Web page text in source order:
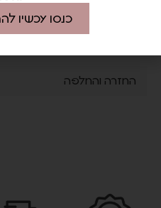
החזרה והחלפה
כנסו עכשיו